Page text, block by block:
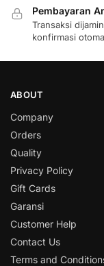
Pembayaran
Transaksi
konfirmasi
ABOUT
Company
Orders
Quality
Privacy Policy
Gift Cards
Garansi
Customer Help
Contact Us
Terms and